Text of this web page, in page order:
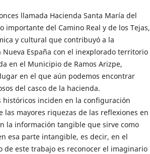
llamada Hacienda Santa María del
importante del Camino Real y de los Tejas,
y cultural que contribuyó a la
España con el inexplorado territorio
en el Municipio de Ramos Arizpe,
en el que aún podemos encontrar
del casco de la hacienda.
inciden en la configuración
las mayores riquezas de las reflexiones en
la información tangible que sirve como
esa parte intangible, es decir, en el
de este trabajo es reconocer el imaginario